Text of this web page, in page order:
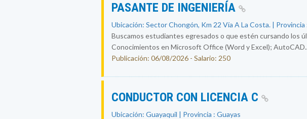
PASANTE DE INGENIERÍA
Ubicación: Sector Chongón, Km 22 Vía A La Costa. | Provincia
Buscamos estudiantes egresados o que estén cursando los
Conocimientos en Microsoft Office (Word y Excel);
Publicación: 06/08/2026 - Salario: 250
CONDUCTOR CON LICENCIA C
Ubicación: Guayaquil | Provincia : Guayas